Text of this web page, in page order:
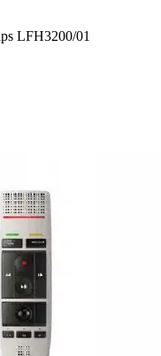
LFH3200/01